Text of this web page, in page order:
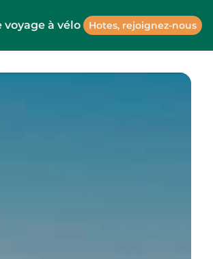
voyage à vélo Hotes, rejoignez-nous